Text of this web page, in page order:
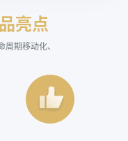
亮点
期移动化、